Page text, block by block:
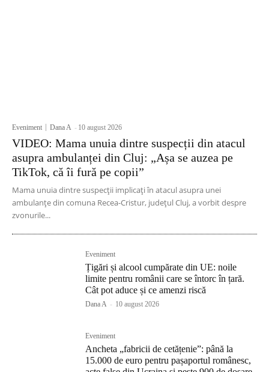
Eveniment Dana A - 10 august 2026
VIDEO: Mama unuia dintre suspecții din atacul
asupra ambulanței din Cluj: „Așa se auzea pe
TikTok, că îi fură pe copii”
Mama unuia dintre suspecții implicați în atacul asupra unei
ambulanțe din comuna Recea-Cristur, județul Cluj, a vorbit despre
zvonurile...
Eveniment
Țigări și alcool cumpărate din UE: noile
limite pentru românii care se întorc în țară.
Cât pot aduce și ce amenzi riscă
Dana A - 10 august 2026
Eveniment
Ancheta „fabricii de cetățenie”: până la
15.000 de euro pentru pașaportul românesc,